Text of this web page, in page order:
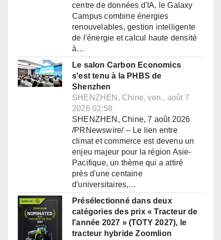
centre de données d'IA, le Galaxy
Campus combine énergies
renouvelables, gestion intelligente
de l'énergie et calcul haute densité
à…
Le salon Carbon Economics
s'est tenu à la PHBS de
Shenzhen
SHENZHEN, Chine, ven., août 7
2026 02:58
SHENZHEN, Chine, 7 août 2026
/PRNewswire/ -- Le lien entre
climat et commerce est devenu un
enjeu majeur pour la région Asie-
Pacifique, un thème qui a attiré
près d'une centaine
d'universitaires,…
Présélectionné dans deux
catégories des prix « Tracteur de
l'année 2027 » (TOTY 2027), le
tracteur hybride Zoomlion